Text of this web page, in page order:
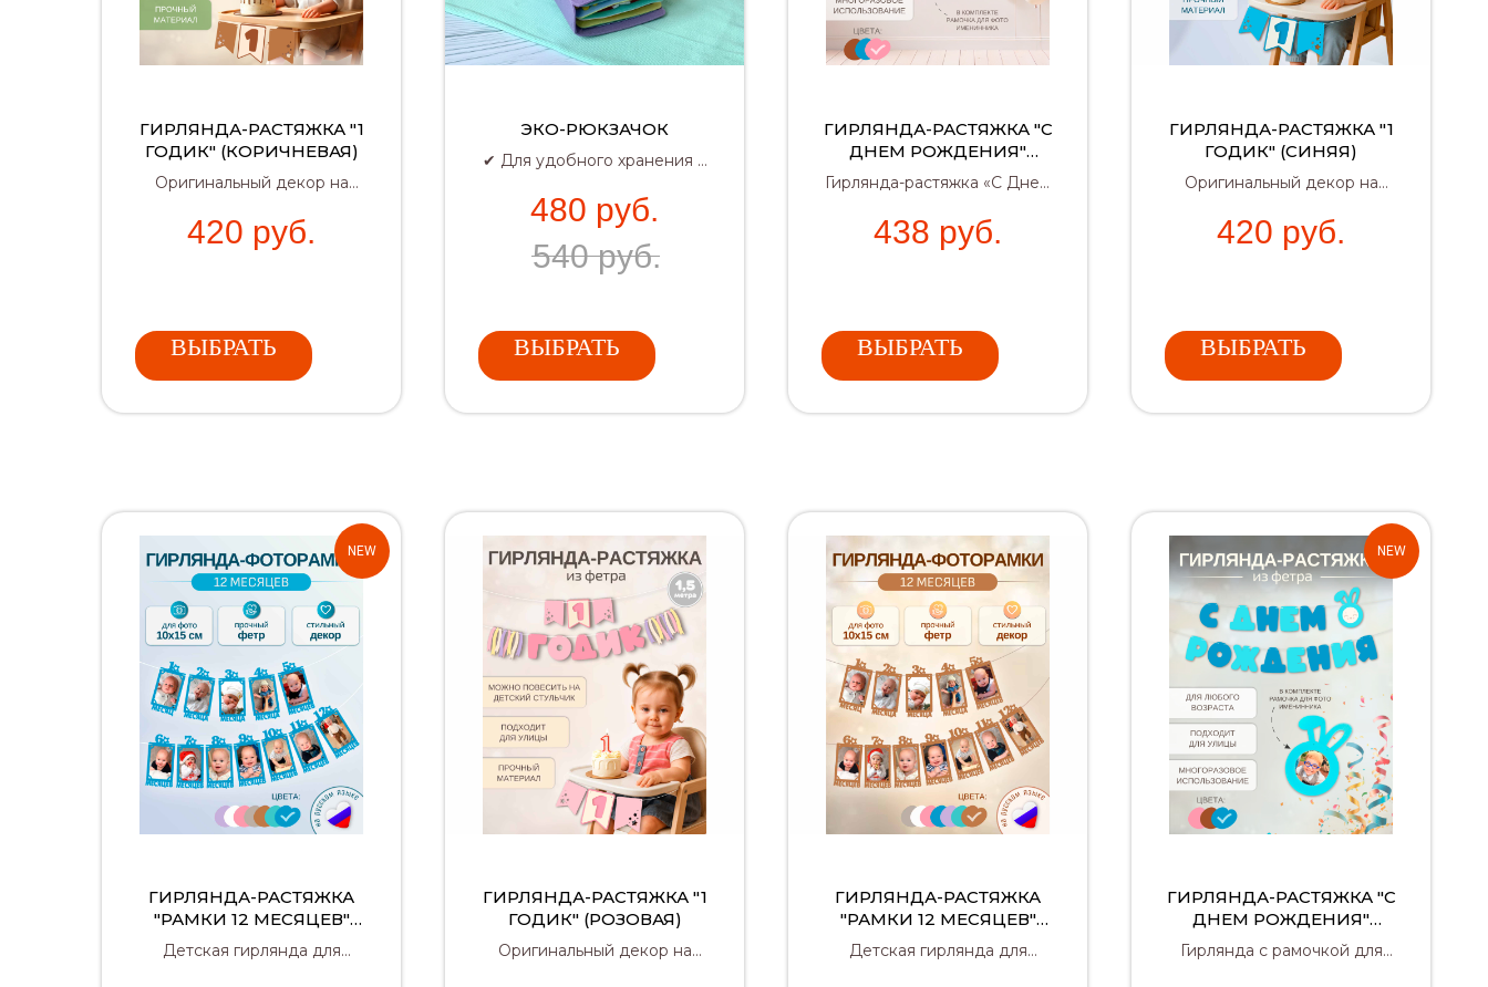
ГИРЛЯНДА-РАСТЯЖКА "1
ГОДИК" (КОРИЧНЕВАЯ)
Оригинальный декор на
малыша.
Можно закрепить на
420 руб.
ВЫБРАТЬ
ЭКО-РЮКЗАЧОК
✔ Для удобного хранения и
✔ Защитит книжку от пыли и
бережно сохранит в себе
все съемные детали
✔ Красивая подарочная
480 руб.
540 руб.
ВЫБРАТЬ
ГИРЛЯНДА-РАСТЯЖКА "С
ДНЕМ РОЖДЕНИЯ"
Гирлянда-растяжка «С Днем
фото именинницы –
идеальный декор для
438 руб.
ВЫБРАТЬ
ГИРЛЯНДА-РАСТЯЖКА "1
ГОДИК" (СИНЯЯ)
Оригинальный декор на
прекрасного принца.
Можно закрепить на
420 руб.
ВЫБРАТЬ
NEW
ГИРЛЯНДА-РАСТЯЖКА
"РАМКИ 12 МЕСЯЦЕВ"
Детская гирлянда для
ГИРЛЯНДА-РАСТЯЖКА "1
ГОДИК" (РОЗОВАЯ)
Оригинальный декор на
ГИРЛЯНДА-РАСТЯЖКА
"РАМКИ 12 МЕСЯЦЕВ"
Детская гирлянда для
NEW
ГИРЛЯНДА-РАСТЯЖКА "С
ДНЕМ РОЖДЕНИЯ"
Гирлянда с рамочкой для